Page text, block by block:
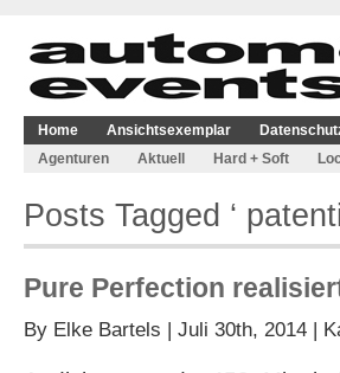
Home Ansichtsexemplar
Agenturen
Aktuell Hard + Soft
Posts Tagged ‘
Pure Perfection
By Elke Bartels | Juli 30th, 2014 |